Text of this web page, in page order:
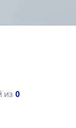
из 0